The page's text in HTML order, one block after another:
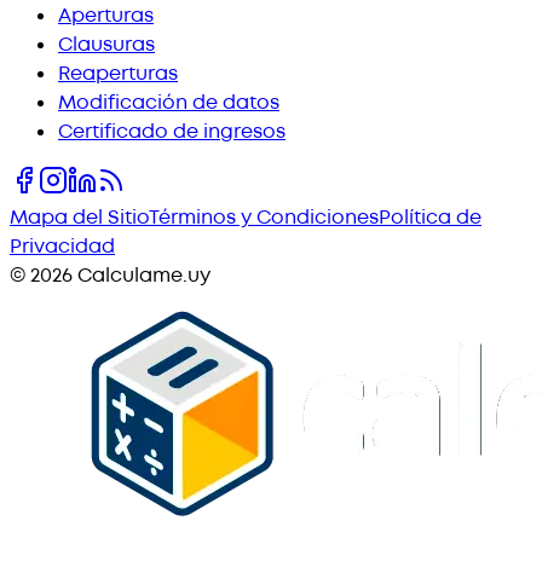
Aperturas
Clausuras
Reaperturas
Modificación de datos
Certificado de ingresos
Mapa del SitioTérminos y CondicionesPolítica de
Privacidad
©2026Calculame.uy